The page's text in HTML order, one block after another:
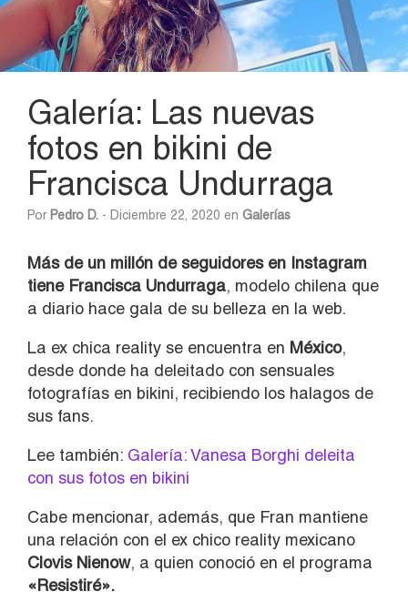
Galería: Las nuevas
fotos en bikini de
Francisca Undurraga
Por Pedro D. - Diciembre 22, 2020 en Galerías
Más de un millón de seguidores en Instagram
tiene Francisca Undurraga, modelo chilena que
a diario hace gala de su belleza en la web.
La ex chica reality se encuentra en México,
desde donde ha deleitado con sensuales
fotografías en bikini, recibiendo los halagos de
sus fans.
Lee también: Galería: Vanesa Borghi deleita
con sus fotos en bikini
Cabe mencionar, además, que Fran mantiene
una relación con el ex chico reality mexicano
Clovis Nienow, a quien conoció en el programa
«Resistiré».